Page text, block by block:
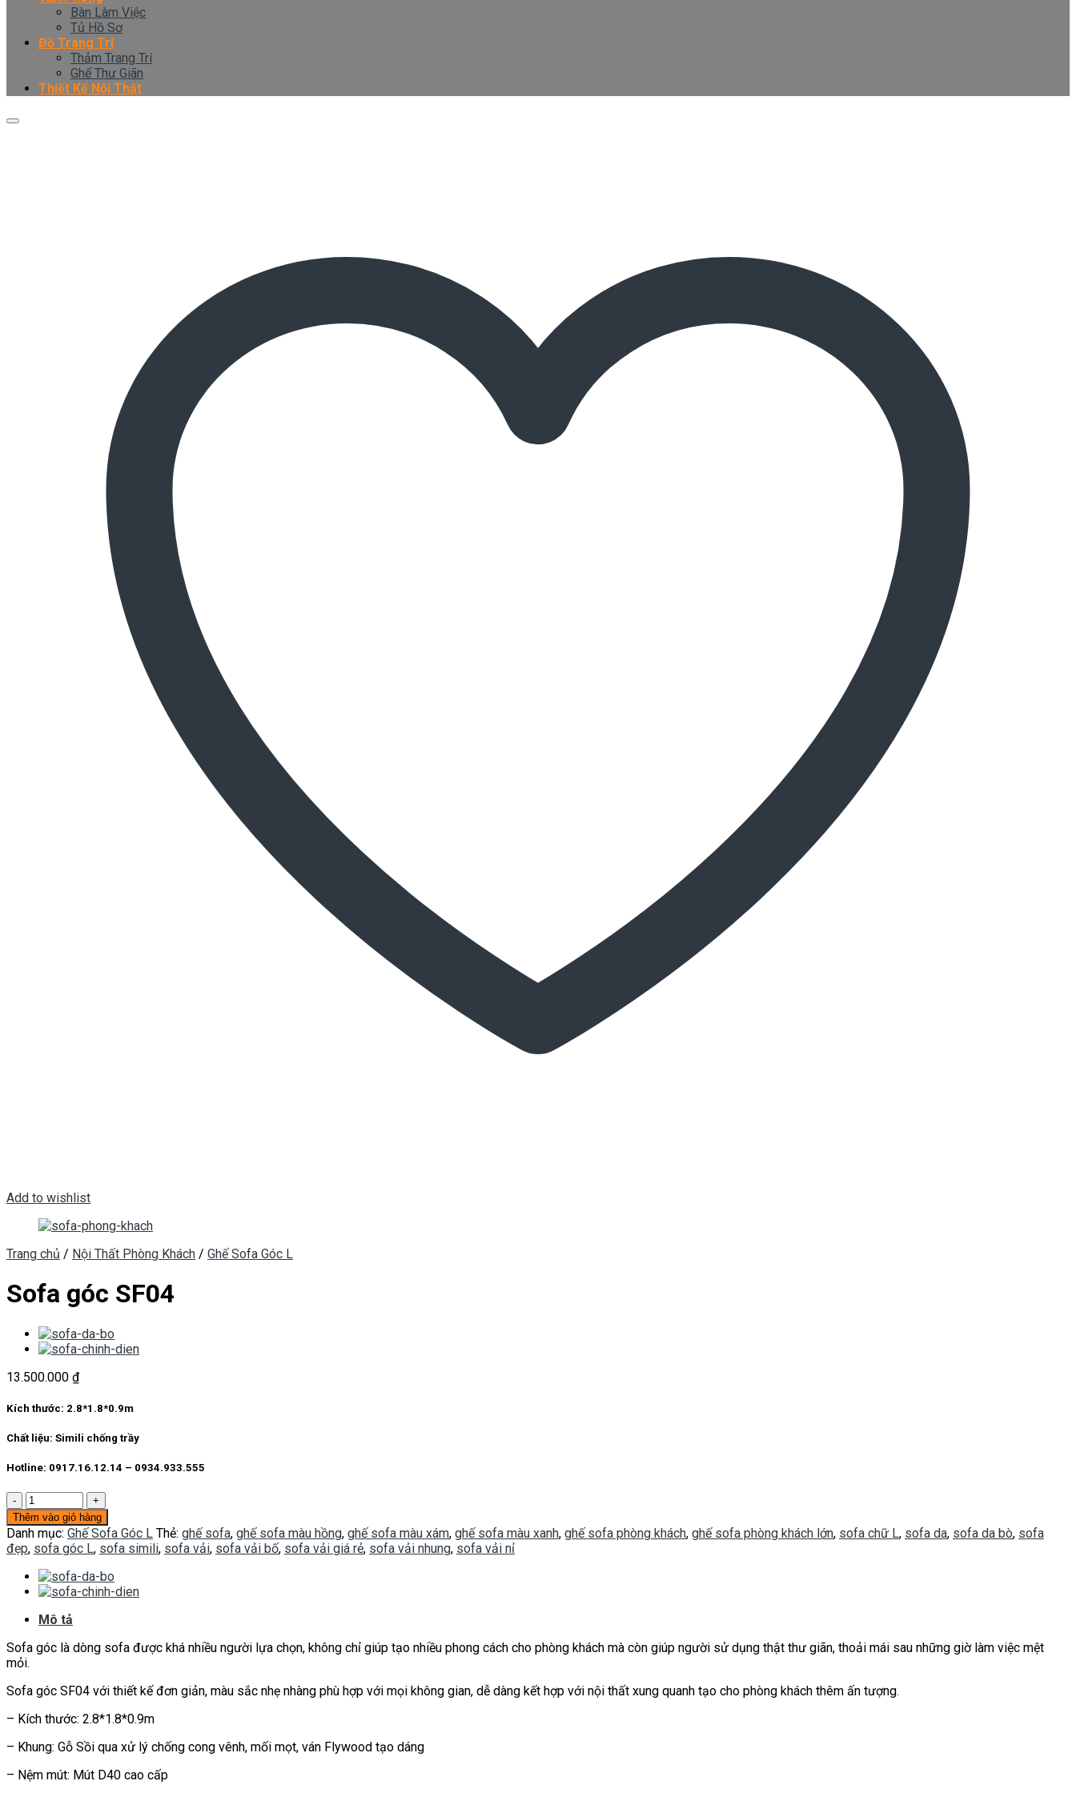
Bàn Làm Việc
Tủ Hồ Sơ
Đồ Trang Trí
Thảm Trang Trí
Ghế Thư Giãn
Thiết Kế Nội Thất
Add to wishlist
Trang chủ / Nội Thất Phòng Khách / Ghế Sofa Góc L
Sofa góc SF04
13.500.000 ₫
Kích thước: 2.8*1.8*0.9m
Chất liệu: Simili chống trầy
Hotline: 0917.16.12.14 – 0934.933.555
Sofa
góc
SF04
số
lượng
Thêm vào giỏ hàng
Danh mục: Ghế Sofa Góc L Thẻ: ghế sofa, ghế sofa màu hồng, ghế sofa màu xám, ghế sofa màu xanh, ghế sofa phòng khách, ghế sofa phòng khách lớn, sofa chữ L, sofa da, sofa da bò, sofa
đẹp, sofa góc L, sofa simili, sofa vải, sofa vải bố, sofa vải giá rẻ, sofa vải nhung, sofa vải nỉ
Mô tả
Sofa góc là dòng sofa được khá nhiều người lựa chọn, không chỉ giúp tạo nhiều phong cách cho phòng khách mà còn giúp người sử dụng thật thư giãn, thoải mái sau những giờ làm việc mệt
mỏi.
Sofa góc SF04 với thiết kế đơn giản, màu sắc nhẹ nhàng phù hợp với mọi không gian, dễ dàng kết hợp với nội thất xung quanh tạo cho phòng khách thêm ấn tượng.
– Kích thước: 2.8*1.8*0.9m
– Khung: Gỗ Sồi qua xử lý chống cong vênh, mối mọt, ván Flywood tạo dáng
– Nệm mút: Mút D40 cao cấp